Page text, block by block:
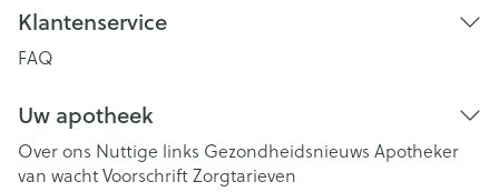
Klantenservice
FAQ
Uw apotheek
Over ons Nuttige links Gezondheidsnieuws Apotheker
van wachtVoorschriftZorgtarieven